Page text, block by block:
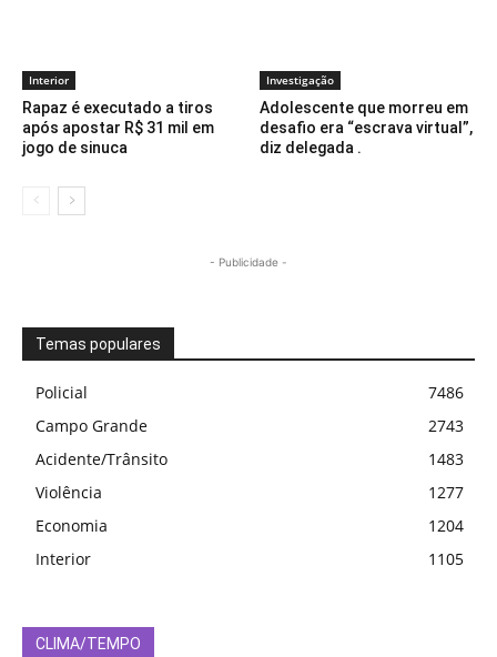
Interior
Rapaz é executado a tiros
após apostar R$ 31 mil em
jogo de sinuca
Investigação
Adolescente que morreu em
desafio era “escrava virtual”,
diz delegada .
- Publicidade -
Temas populares
Policial
7486
Campo Grande
2743
Acidente/Trânsito
1483
Violência
1277
Economia
1204
Interior
1105
CLIMA/TEMPO